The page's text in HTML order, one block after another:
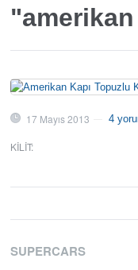
17 Mayıs 2013 4
KILIT:
SUPERCARS